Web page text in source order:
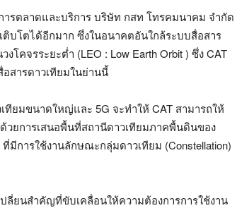
รตลาดและบริการ บริษัท กสท โทรคมนาคม จำกัด
ติบโตได้อีกมาก ซึ่งในอนาคตอันใกล้ระบบสื่อสาร
คจรระยะต่ำ (LEO : Low Earth Orbit ) ซึ่ง CAT
สารดาวเทียมในย่านนี้
ยมขนาดใหญ่และ 5G จะทำให้ CAT สามารถให้
วยการเสนอพื้นที่สถานีดาวเทียมภาคพื้นดินของ
มีการใช้งานลักษณะกลุ่มดาวเทียม (Constellation)
ลี่ยนสำคัญที่ขับเคลื่อนให้ความต้องการการใช้งาน